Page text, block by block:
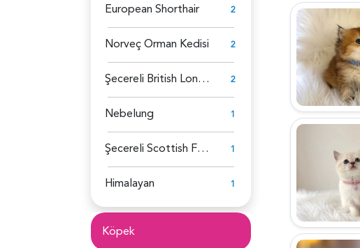
European Shorthair 2
Norveç Orman Kedisi 2
Şecereli British Longhair 2
Nebelung 1
Şecereli Scottish Fold 1
Himalayan 1
Köpek